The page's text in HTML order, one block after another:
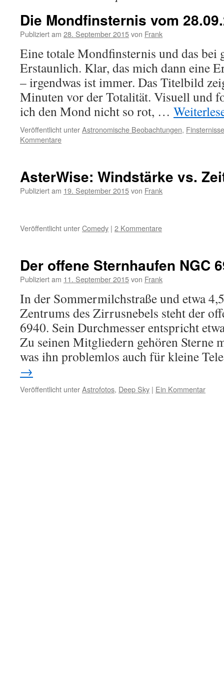
Die Mondfinsternis vom
Publiziert am 28. September 2015von Frank
Eine totale Mondfinsternis und das bei
Erstaunlich. Klar, das mich dann eine
– irgendwas ist immer. Das Titelbild
Minuten vor der Totalität. Visuell und
ich den Mond nicht so rot, …
Veröffentlicht unterAstronomische Beobachtungen,
Kommentare
AsterWise: Windstärke vs.
Publiziert am 19. September 2015von Frank
Veröffentlicht unterComedy | 2 Kommentare
Der offene Sternhaufen NGC
Publiziert am 11. September 2015von Frank
In der Sommermilchstraße und etwa
Zentrums des Zirrusnebels steht der
6940. Sein Durchmesser entspricht
Zu seinen Mitgliedern gehören Sterne
was ihn problemlos auch für kleine
→
Veröffentlicht unterAstrofotos, Deep Sky | Ein Kommentar